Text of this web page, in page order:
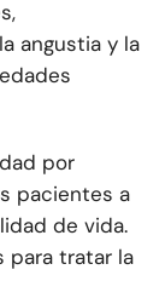
angustia y la
por
pacientes a
de vida.
para tratar la